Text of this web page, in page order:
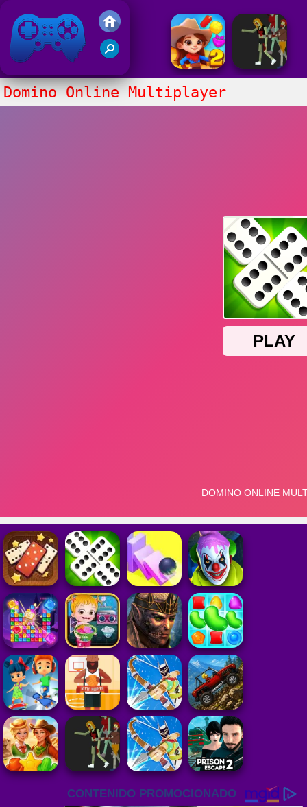
Juegos Friv 2020
Domino Online Multiplayer